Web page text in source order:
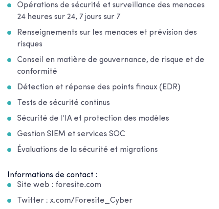
Opérations de sécurité et surveillance des menaces
24 heures sur 24, 7 jours sur 7
Renseignements sur les menaces et prévision des
risques
Conseil en matière de gouvernance, de risque et de
conformité
Détection et réponse des points finaux (EDR)
Tests de sécurité continus
Sécurité de l'IA et protection des modèles
Gestion SIEM et services SOC
Évaluations de la sécurité et migrations
Informations de contact :
Site web : foresite.com
Twitter : x.com/Foresite_Cyber